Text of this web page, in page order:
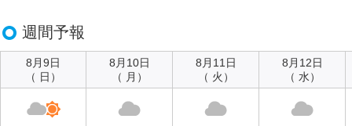
週間予報
8月9日
（ 日）
8月10日
（ 月）
8月11日
（ 火）
8月12日
（ 水）